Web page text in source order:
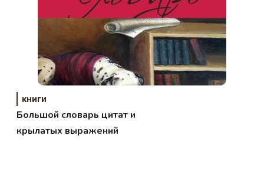
книги
Большой словарь цитат и
крылатых выражений